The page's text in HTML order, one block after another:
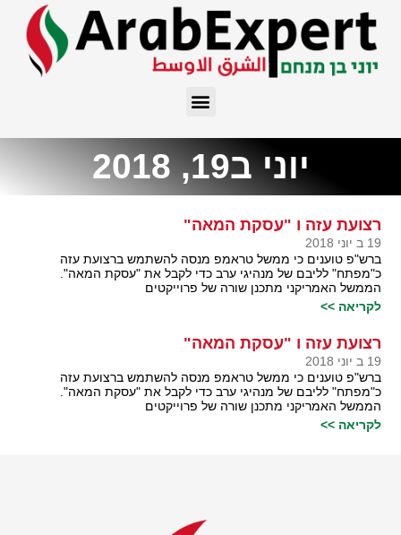
יוני ב19, 2018
רצועת עזה ו "עסקת המאה"
19 ב יוני 2018
ברש"פ טוענים כי ממשל טראמפ מנסה להשתמש ברצועת עזה
כ"מפתח" לליבם של מנהיגי ערב כדי לקבל את "עסקת המאה".
הממשל האמריקני מתכנן שורה של פרוייקטים
לקריאה >>
רצועת עזה ו "עסקת המאה"
19 ב יוני 2018
ברש"פ טוענים כי ממשל טראמפ מנסה להשתמש ברצועת עזה
כ"מפתח" לליבם של מנהיגי ערב כדי לקבל את "עסקת המאה".
הממשל האמריקני מתכנן שורה של פרוייקטים
לקריאה >>